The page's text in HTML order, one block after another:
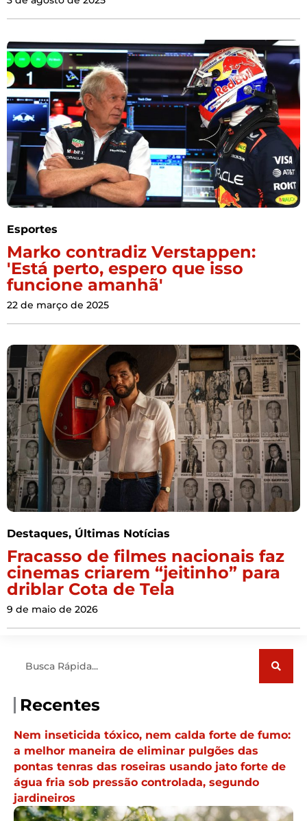
Esportes
Marko contradiz Verstappen:
'Está perto, espero que isso
funcione amanhã'
22 de março de 2025
Destaques, Últimas Notícias
Fracasso de filmes nacionais faz
cinemas criarem “jeitinho” para
driblar Cota de Tela
9 de maio de 2026
Recentes
Nem inseticida tóxico, nem calda forte de fumo:
a melhor maneira de eliminar pulgões das
pontas tenras das roseiras usando jato forte de
água fria sob pressão controlada, segundo
jardineiros